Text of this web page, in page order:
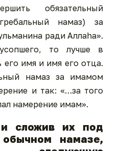
обязательный
намаз) за
ради Аллаhа».
то лучше в
имя и имя его отца.
намаз за имамом
и так: «…за того
намерение имам».
сложив их под
намазе,